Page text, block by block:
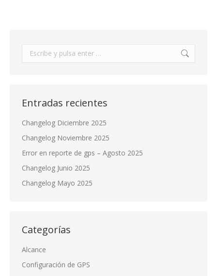
Buscar:
Entradas recientes
Changelog Diciembre 2025
Changelog Noviembre 2025
Error en reporte de gps – Agosto 2025
Changelog Junio 2025
Changelog Mayo 2025
Categorías
Alcance
Configuración de GPS